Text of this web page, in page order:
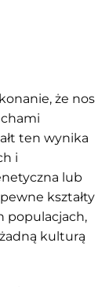
że nos
ten wynika
i
lub
kształty
populacjach,
kulturą